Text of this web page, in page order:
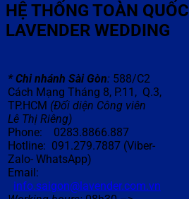
HỆ THỐNG TOÀN QUỐC
LAVENDER WEDDING
*Chi nhánh Sài Gòn: 588/C2
Cách Mạng Tháng 8, P.11, Q.3,
TP.HCM (Đối diện Công viên
Lê Thị Riêng)
Phone: 0283.8866.887
Hotline: 091.279.7887 (Viber-
Zalo- WhatsApp)
Email:
info.saigon@lavender.com.vn